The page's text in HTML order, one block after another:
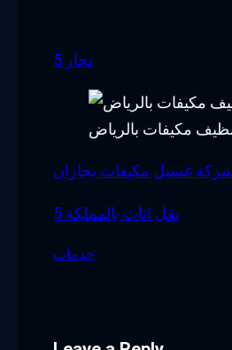
نجار 5
مكيفات بالرياض
غسيل مكيفات بجازان
نقل اثاث بالمملكة 5
خدمات